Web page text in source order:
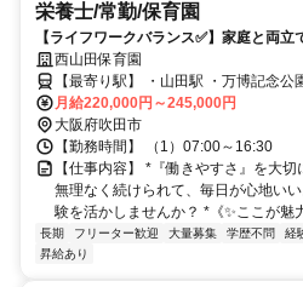
栄養士/常勤/保育園
【ライフワークバランス✅️】家庭と両
西山田保育園
【最寄り駅】 ・山田駅 ・万博記念公
月給220,000円～245,000円
大阪府吹田市
【勤務時間】 （1）07:00～16:30
【仕事内容】 *『働きやすさ』を大
無理なく続けられて、毎日が心地い
験を活かしませんか？ *《✨ここが魅
長期 フリーター歓迎 大量募集 学歴不問 経
昇給あり